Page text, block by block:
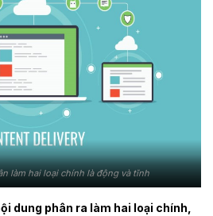
làm hai loại chính là động và tĩnh
dung phân ra làm hai loại chính,